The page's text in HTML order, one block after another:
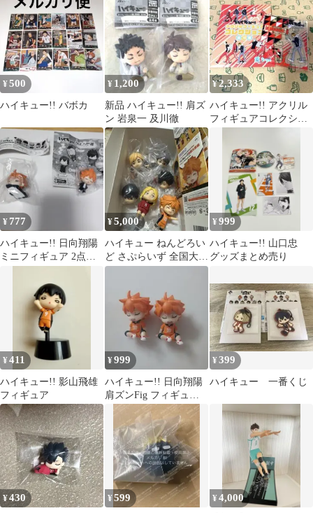
¥500
ハイキュー!! バボカ
¥ 1,200
新品 ハイキュー!! 肩ズ
ン 岩泉一 及川徹
¥2,333
ハイキュー!! アクリル
フィギュアコレクショ
¥ 777
ハイキュー!! 日向翔陽
ミニフィギュア 2点セ
¥5,000
ハイキュー ねんどろい
ど さぷらいず 全国大会
編
¥999
ハイキュー!! 山口忠
グッズまとめ売り
¥411
ハイキュー!! 影山飛雄
フィギュア
¥999
ハイキュー!! 日向翔陽
肩ズンFig フィギュア
¥399
ハイキュー 一番くじ
¥430 ¥599 ¥4,000